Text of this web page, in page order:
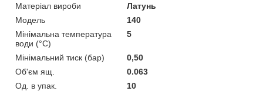
Матеріал вироби
Латунь
Мoдель
140
Мінімальна температура
води (°C)
5
Мінімальний тиск (бар)
0,50
Об'єм ящ.
0.063
Од. в упак.
10